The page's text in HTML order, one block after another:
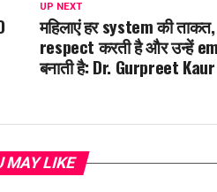
UP NEXT
महिलाएं हर system की
respect करती है और उन्हें
बनाती है: Dr. Gurpreet
MAY LIKE